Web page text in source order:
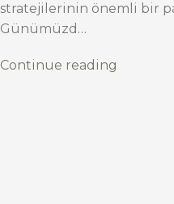
stratejilerinin önemli bir
Günümüzd…
Continue reading